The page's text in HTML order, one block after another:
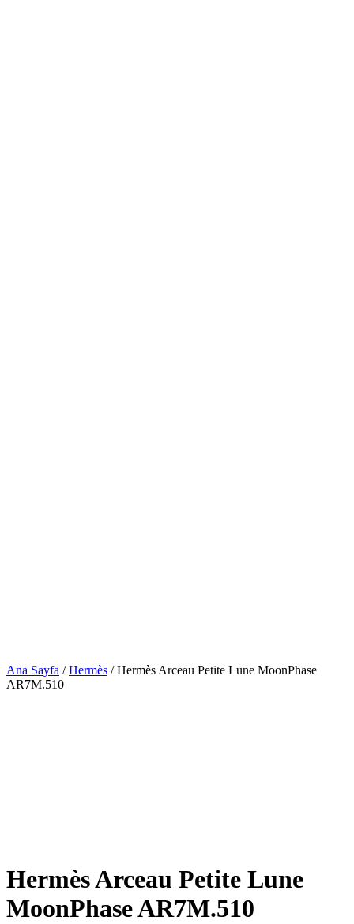
Ana Sayfa /Hermès / Hermès Arceau Petite Lune MoonPhase
AR7M.510
Hermès Arceau Petite Lune
MoonPhase AR7M.510